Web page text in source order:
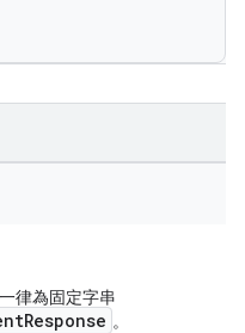
律為固定字串
。